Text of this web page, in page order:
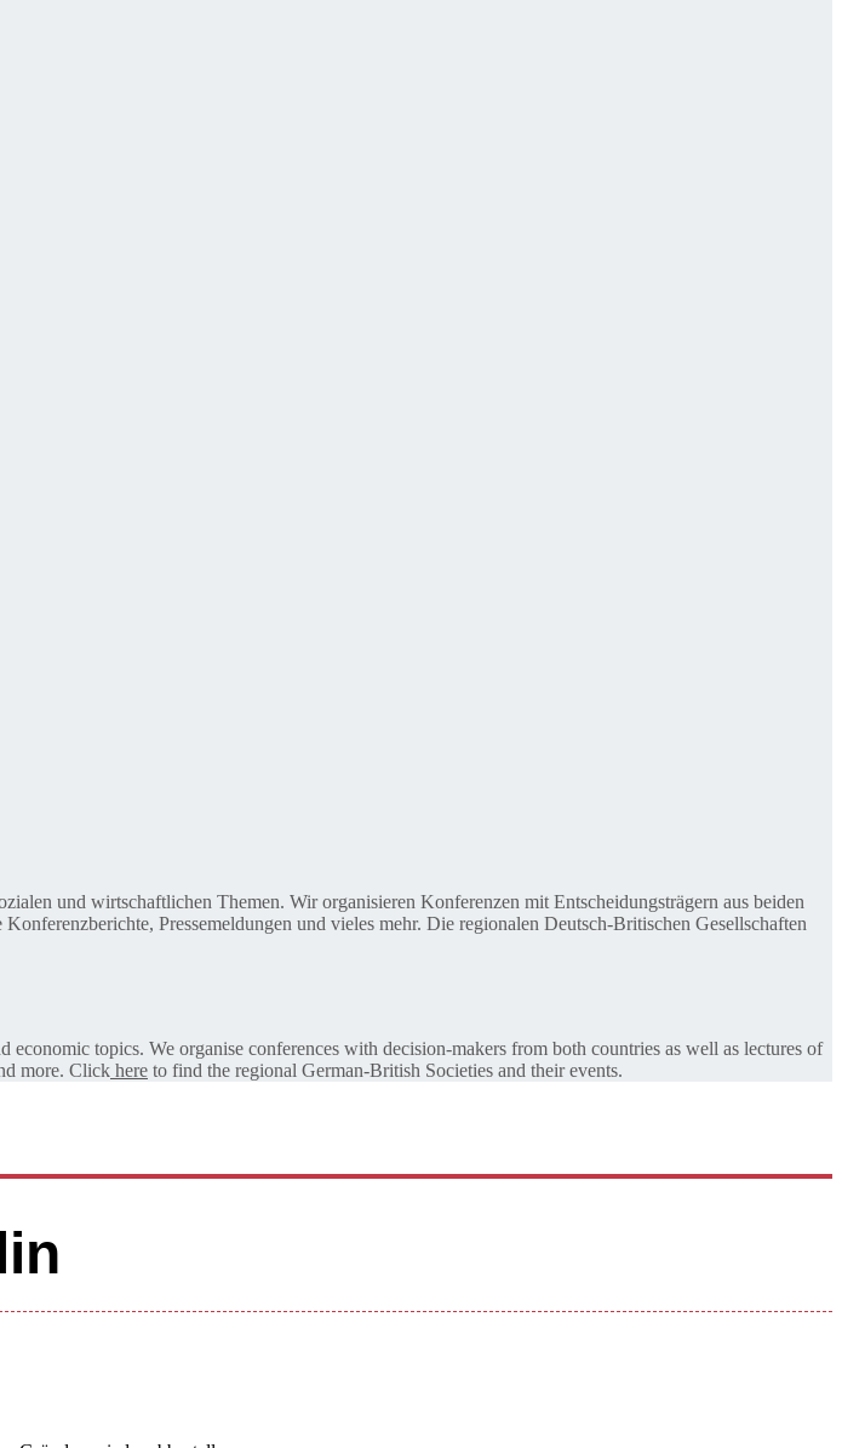
und wirtschaftlichen Themen. Wir organisieren Konferenzen mit Entscheidungsträgern aus beiden
Konferenzberichte, Pressemeldungen und vieles mehr. Die regionalen Deutsch-Britischen Gesellschaften
topics. We organise conferences with decision-makers from both countries as well as lectures of
more. Click here to find the regional German-British Societies and their events.